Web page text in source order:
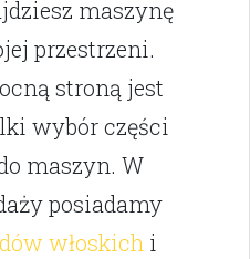
maszynę
przestrzeni.
stroną jest
wybór części
maszyn. W
posiadamy
włoskichi